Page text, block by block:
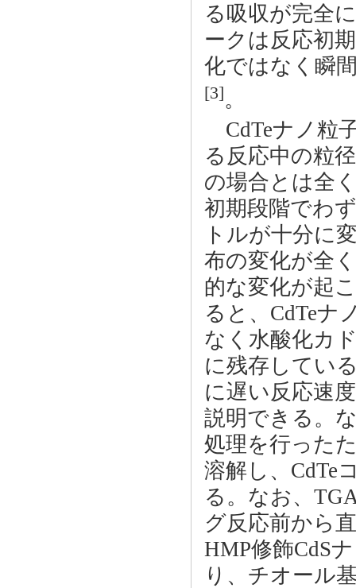
る吸収が完全
ークは反応初
化ではなく瞬
[3]。
CdTeナノ粒
る反応中の粒
の場合とは全
初期段階でわ
トルが十分に
布の変化が全
的な変化が起
ると、CdTeナ
なく水酸化カ
に残存してい
に遅い反応速
説明できる。
処理を行った
溶解し、CdTe
る。なお、
グ反応前から
HMP修飾CdS
り、チオール